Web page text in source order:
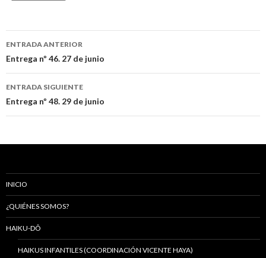
Navegación
de
entradas
ENTRADA ANTERIOR
Entrega nº 46. 27 de junio
ENTRADA SIGUIENTE
Entrega nº 48. 29 de junio
INICIO
¿QUIÉNES SOMOS?
HAIKU-DÔ
HAIKUS INFANTILES (COORDINACIÓN VICENTE HAYA)